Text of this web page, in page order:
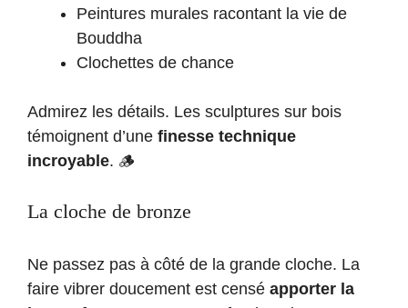
Peintures murales racontant la vie de
Bouddha
Clochettes de chance
Admirez les détails. Les sculptures sur bois
témoignent d’une finesse technique
incroyable. 🪵
La cloche de bronze
Ne passez pas à côté de la grande cloche. La
faire vibrer doucement est censé apporter la